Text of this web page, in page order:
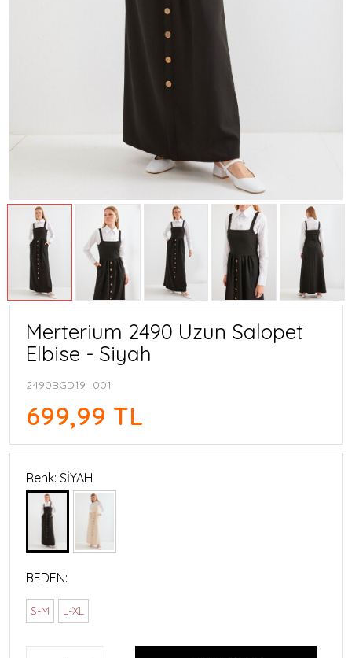
Merterium 2490 Uzun Salopet
Elbise - Siyah
2490BGD19_001
699,99 TL
Renk: SİYAH
BEDEN:
S-M L-XL